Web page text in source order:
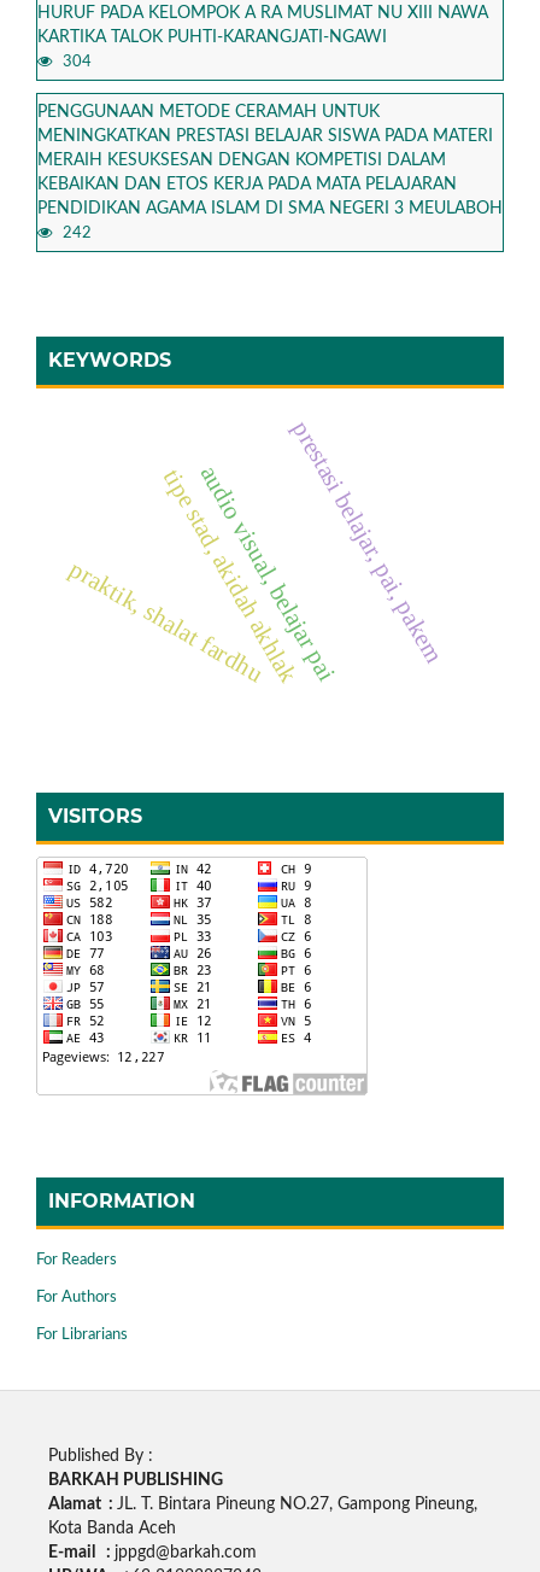
HURUF PADA KELOMPOK A RA MUSLIMAT NU XIII NAWA
KARTIKA TALOK PUHTI-KARANGJATI-NGAWI
304
PENGGUNAAN METODE CERAMAH UNTUK
MENINGKATKAN PRESTASI BELAJAR SISWA PADA MATERI
MERAIH KESUKSESAN DENGAN KOMPETISI DALAM
KEBAIKAN DAN ETOS KERJA PADA MATA PELAJARAN
PENDIDIKAN AGAMA ISLAM DI SMA NEGERI 3 MEULABOH
242
KEYWORDS
prestasi belajar, pai, pakem
tipe stad, akidah akhlak
audio visual, belajar pai
praktik, shalat fardhu
VISITORS
INFORMATION
For Readers
For Authors
For Librarians
Published By :
BARKAH PUBLISHING
Alamat : JL. T. Bintara Pineung NO.27, Gampong Pineung,
Kota Banda Aceh
E-mail : jppgd@barkah.com